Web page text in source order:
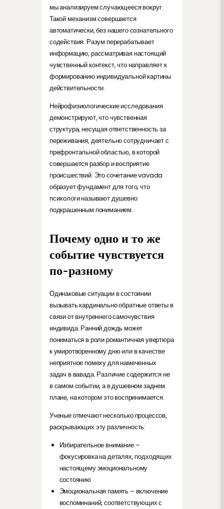
мы анализируем случающееся вокруг.
Такой механизм совершается
автоматически, без нашего сознательного
содействия. Разум перерабатывает
информацию, рассматривая настоящий
чувственный контекст, что направляет к
формированию индивидуальной картины
действительности.
Нейрофизиологические исследования
демонстрируют, что чувственная
структура, несущая ответственность за
переживания, деятельно сотрудничает с
префронтальной областью, в которой
совершается разбор и восприятие
происшествий. Это сочетание vavada
образует фундамент для того, что
психологи называют душевно
подкрашенным пониманием.
Почему одно и то же
событие чувствуется
по-разному
Одинаковые ситуации в состоянии
вызывать кардинально обратные ответы в
связи от внутреннего самочувствия
индивида. Ранний дождь может
пониматься в роли романтичная увертюра
к умиротворенному дню или в качестве
неприятное помеху для намеченных
задач в вавада. Различие содержится не
в самом событии, а в душевном заднем
плане, на котором это воспринимается.
Ученые отмечают несколько процессов,
раскрывающих эту различность:
Избирательное внимание –
фокусировка на деталях, подходящих
настоящему эмоциональному
состоянию
Эмоциональная память – включение
воспоминаний, соответствующих с